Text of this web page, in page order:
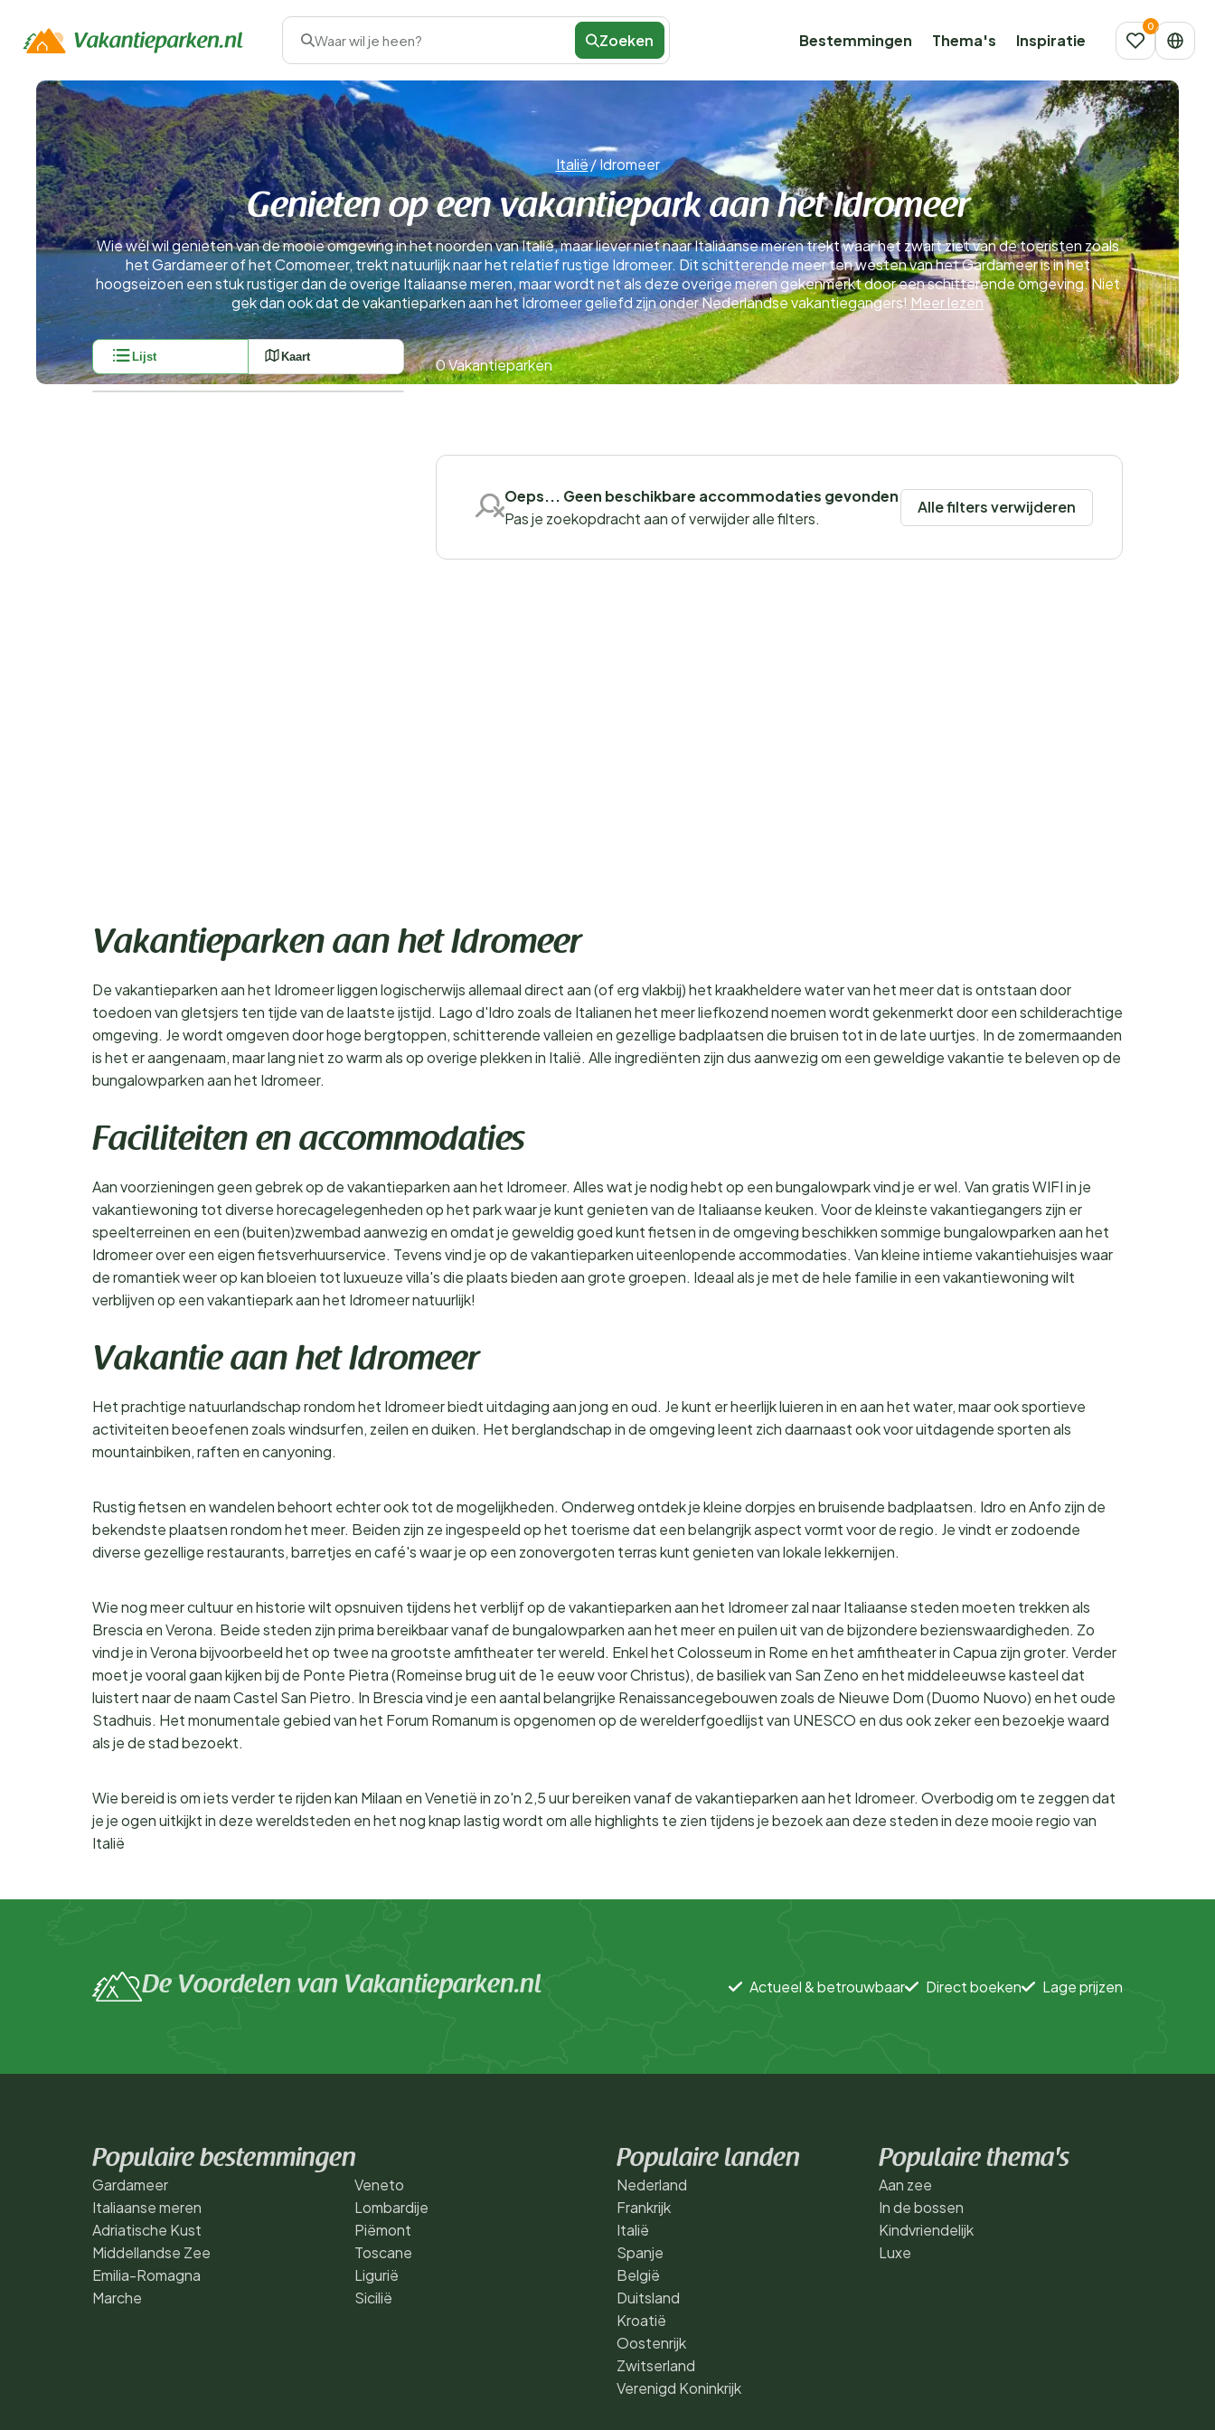
Waar wil je heen? Zoeken Bestemmingen Thema's Inspiratie
Italië/Idromeer
Genieten op een vakantiepark aan het Idromeer
Wie wél wil genieten van de mooie omgeving in het noorden van Italië, maar liever niet naar Italiaanse meren trekt waar het zwart ziet van de toeristen zoals
het Gardameer of het Comomeer, trekt natuurlijk naar het relatief rustige Idromeer. Dit schitterende meer ten westen van het Gardameer is in het
hoogseizoen een stuk rustiger dan de overige Italiaanse meren, maar wordt net als deze overige meren gekenmerkt door een schitterende omgeving. Niet
gek dan ook dat de vakantieparken aan het Idromeer geliefd zijn onder Nederlandse vakantiegangers! Meer lezen
Lijst Kaart 0 Vakantieparken
Oeps... Geen beschikbare accommodaties gevonden
Pas je zoekopdracht aan of verwijder alle filters.
Alle filters verwijderen
Vakantieparken aan het Idromeer
De vakantieparken aan het Idromeer liggen logischerwijs allemaal direct aan (of erg vlakbij) het kraakheldere water van het meer dat is ontstaan door
toedoen van gletsjers ten tijde van de laatste ijstijd. Lago d'Idro zoals de Italianen het meer liefkozend noemen wordt gekenmerkt door een schilderachtige
omgeving. Je wordt omgeven door hoge bergtoppen, schitterende valleien en gezellige badplaatsen die bruisen tot in de late uurtjes. In de zomermaanden
is het er aangenaam, maar lang niet zo warm als op overige plekken in Italië. Alle ingrediënten zijn dus aanwezig om een geweldige vakantie te beleven op de
bungalowparken aan het Idromeer.
Faciliteiten en accommodaties
Aan voorzieningen geen gebrek op de vakantieparken aan het Idromeer. Alles wat je nodig hebt op een bungalowpark vind je er wel. Van gratis WIFI in je
vakantiewoning tot diverse horecagelegenheden op het park waar je kunt genieten van de Italiaanse keuken. Voor de kleinste vakantiegangers zijn er
speelterreinen en een (buiten)zwembad aanwezig en omdat je geweldig goed kunt fietsen in de omgeving beschikken sommige bungalowparken aan het
Idromeer over een eigen fietsverhuurservice. Tevens vind je op de vakantieparken uiteenlopende accommodaties. Van kleine intieme vakantiehuisjes waar
de romantiek weer op kan bloeien tot luxueuze villa's die plaats bieden aan grote groepen. Ideaal als je met de hele familie in een vakantiewoning wilt
verblijven op een vakantiepark aan het Idromeer natuurlijk!
Vakantie aan het Idromeer
Het prachtige natuurlandschap rondom het Idromeer biedt uitdaging aan jong en oud. Je kunt er heerlijk luieren in en aan het water, maar ook sportieve
activiteiten beoefenen zoals windsurfen, zeilen en duiken. Het berglandschap in de omgeving leent zich daarnaast ook voor uitdagende sporten als
mountainbiken, raften en canyoning.
Rustig fietsen en wandelen behoort echter ook tot de mogelijkheden. Onderweg ontdek je kleine dorpjes en bruisende badplaatsen. Idro en Anfo zijn de
bekendste plaatsen rondom het meer. Beiden zijn ze ingespeeld op het toerisme dat een belangrijk aspect vormt voor de regio. Je vindt er zodoende
diverse gezellige restaurants, barretjes en café's waar je op een zonovergoten terras kunt genieten van lokale lekkernijen.
Wie nog meer cultuur en historie wilt opsnuiven tijdens het verblijf op de vakantieparken aan het Idromeer zal naar Italiaanse steden moeten trekken als
Brescia en Verona. Beide steden zijn prima bereikbaar vanaf de bungalowparken aan het meer en puilen uit van de bijzondere bezienswaardigheden. Zo
vind je in Verona bijvoorbeeld het op twee na grootste amfitheater ter wereld. Enkel het Colosseum in Rome en het amfitheater in Capua zijn groter. Verder
moet je vooral gaan kijken bij de Ponte Pietra (Romeinse brug uit de 1e eeuw voor Christus), de basiliek van San Zeno en het middeleeuwse kasteel dat
luistert naar de naam Castel San Pietro. In Brescia vind je een aantal belangrijke Renaissancegebouwen zoals de Nieuwe Dom (Duomo Nuovo) en het oude
Stadhuis. Het monumentale gebied van het Forum Romanum is opgenomen op de werelderfgoedlijst van UNESCO en dus ook zeker een bezoekje waard
als je de stad bezoekt.
Wie bereid is om iets verder te rijden kan Milaan en Venetië in zo'n 2,5 uur bereiken vanaf de vakantieparken aan het Idromeer. Overbodig om te zeggen dat
je je ogen uitkijkt in deze wereldsteden en het nog knap lastig wordt om alle highlights te zien tijdens je bezoek aan deze steden in deze mooie regio van
Italië
De Voordelen van Vakantieparken.nl Actueel & betrouwbaar Direct boeken Lage prijzen
Populaire bestemmingen
Gardameer
Italiaanse meren
Adriatische Kust
Middellandse Zee
Emilia-Romagna
Marche
Veneto
Lombardije
Piëmont
Toscane
Ligurië
Sicilië
Populaire landen
Nederland
Frankrijk
Italië
Spanje
België
Duitsland
Kroatië
Oostenrijk
Zwitserland
Verenigd Koninkrijk
Populaire thema's
Aan zee
In de bossen
Kindvriendelijk
Luxe